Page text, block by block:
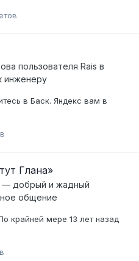
пользователя Rais в
инженеру
в Баск. Яндекс вам в
Глана»
— добрый и жадный
общение
крайней мере 13 лет назад